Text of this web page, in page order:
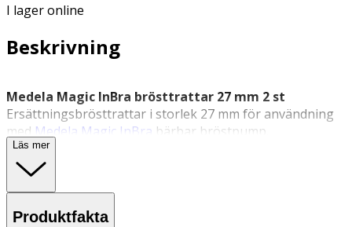
I lager online
Beskrivning
Medela Magic InBra brösttrattar 27 mm 2 st
Ersättningsbrösttrattar i storlek 27 mm för användning
med Medela Magic InBra bärbar bröstpump.
Medela Magic InBra brösttrattar 27 mm är pumptillbehör
som är testade och utformade för att fungera med
Medela Magic InBra. Brösttrattarna har en ultratunn,
anatomisk form som är framtagen för att ge en diskret
Läs mer
Produktfakta